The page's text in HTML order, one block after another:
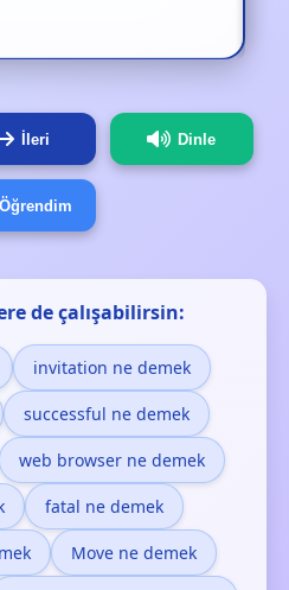
İleri Dinle
Öğrendim
de çalışabilirsin:
invitation ne demek
successful ne demek
web browser ne demek
fatal ne demek
Move ne demek